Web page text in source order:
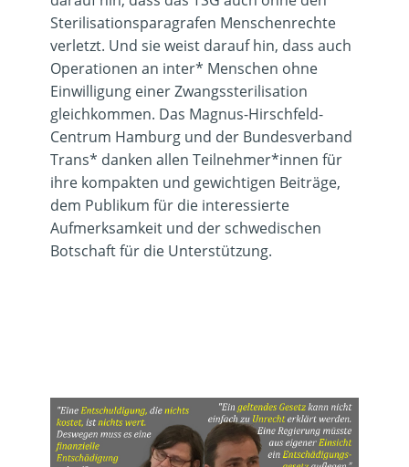
Sterilisationsparagrafen Menschenrechte
verletzt. Und sie weist darauf hin, dass auch
Operationen an inter* Menschen ohne
Einwilligung einer Zwangssterilisation
gleichkommen. Das Magnus-Hirschfeld-
Centrum Hamburg und der Bundesverband
Trans* danken allen Teilnehmer*innen für
ihre kompakten und gewichtigen Beiträge,
dem Publikum für die interessierte
Aufmerksamkeit und der schwedischen
Botschaft für die Unterstützung.